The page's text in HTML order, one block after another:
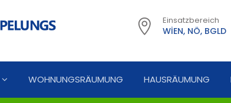
Einsatzbereich
WIEN, NÖ, BGLD
WOHNUNGSRÄUMUNG HAUSRÄUMUNG